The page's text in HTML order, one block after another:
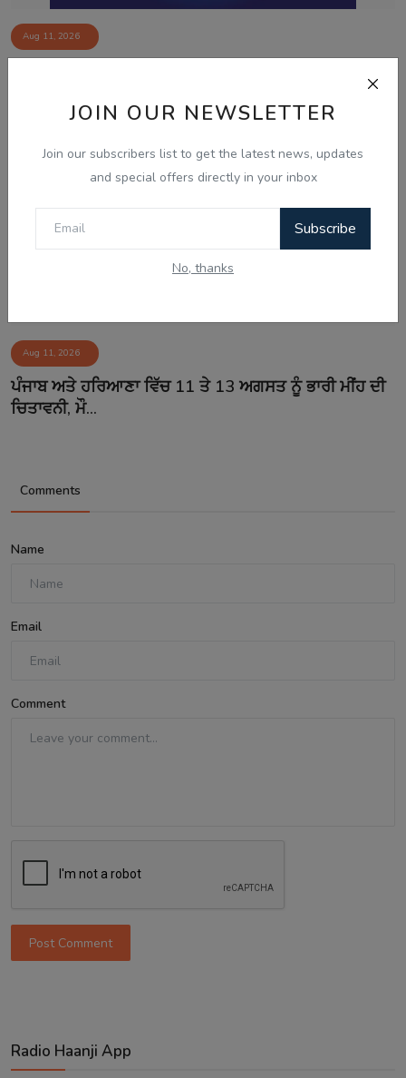
JOIN OUR NEWSLETTER
Join our subscribers list to get the latest news, updates
and special offers directly in your inbox
Subscribe
No, thanks
Aug 11, 2026
Aug 11, 2026
ਪੰਜਾਬ ਅਤੇ ਹਰਿਆਣਾ ਵਿੱਚ 11 ਤੇ 13 ਅਗਸਤ ਨੂੰ ਭਾਰੀ ਮੀਂਹ ਦੀ
ਚਿਤਾਵਨੀ, ਮੌ...
Comments
Name
Email
Comment
Post Comment
Radio Haanji App